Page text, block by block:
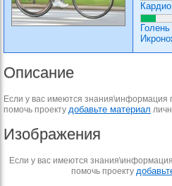
Кардио
Голень
Описание
Если у вас имеются знания\информация
помочь проекту добавьте материал
Изображения
Если у вас имеются
помочь проекту